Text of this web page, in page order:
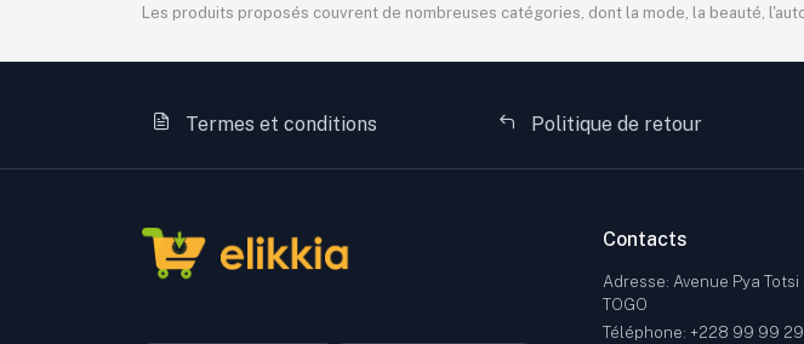
Les produits proposés couvrent de nombreuses catégories, dont la mode, la beauté,
Termes et conditions Politique de retour
Contacts
Adresse: Avenue Pya Totsi
TOGO
Téléphone: +228 99 99